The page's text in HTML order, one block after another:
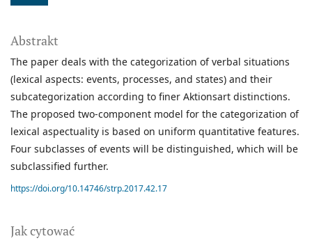
Jak cytować
Abstrakt
The paper deals with the categorization of verbal situations
(lexical aspects: events, processes, and states) and their
subcategorization according to finer Aktionsart distinctions.
The proposed two-component model for the categorization of
lexical aspectuality is based on uniform quantitative features.
Four subclasses of events will be distinguished, which will be
subclassified further.
https://doi.org/10.14746/strp.2017.42.17